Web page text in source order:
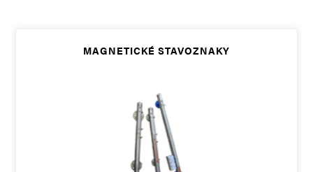
MAGNETICKÉ STAVOZNAKY